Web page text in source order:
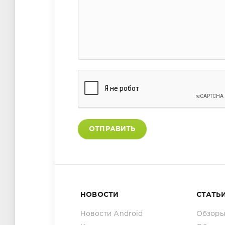
ОТПРАВИТЬ
НОВОСТИ
Новости Android
СТАТЬИ
Обзоры